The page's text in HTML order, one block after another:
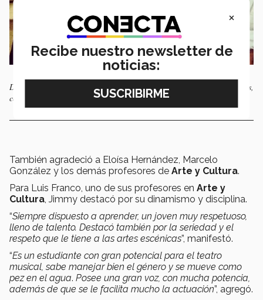
Durante su carrera en Arte y Cultura Jimmy trabajó con diversos artistas,
como Angélica Aragón.
También agradeció a Eloísa Hernández, Marcelo
González y los demás profesores de Arte y Cultura.
Para Luis Franco, uno de sus profesores en Arte y
Cultura, Jimmy destacó por su dinamismo y disciplina.
“Siempre dispuesto a aprender, un joven muy respetuoso,
lleno de talento. Destacó también por la seriedad y el
respeto que le tiene a las artes escénicas”, manifestó.
“Es un estudiante con gran potencial para el teatro
musical, sabe manejar bien el género y se mueve como
pez en el agua. Posee una gran voz, con mucha potencia,
además de que se le facilita mucho la actuación”, agregó.
×
Recibe nuestro newsletter de
noticias: